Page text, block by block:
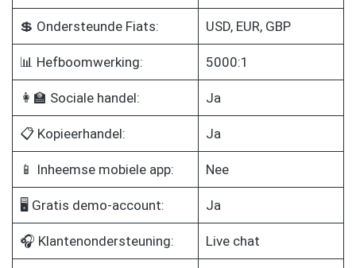
💲 Ondersteunde Fiats: USD, EUR, GBP
📊 Hefboomwerking: 5000:1
👩‍🏫 Sociale handel: Ja
📋 Kopieerhandel: Ja
📱 Inheemse mobiele app: Nee
🖥️ Gratis demo-account: Ja
🎧 Klantenondersteuning: Live chat